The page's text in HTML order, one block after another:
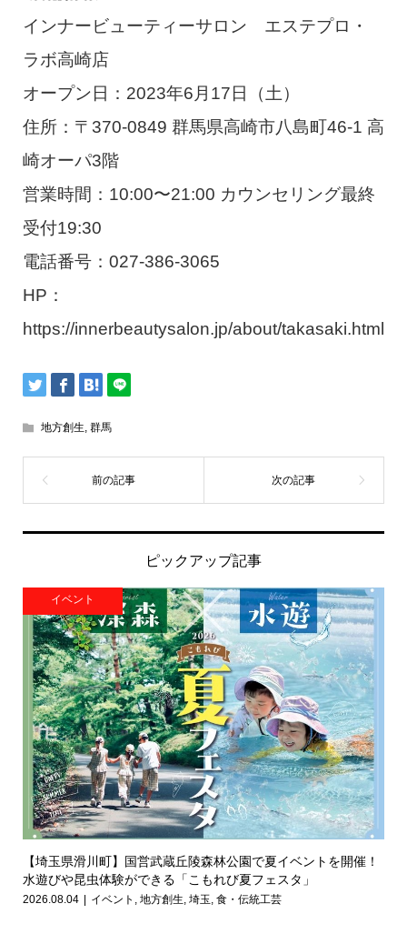
インナービューティーサロン エステプロ・
ラボ高崎店
オープン日：2023年6月17日（土）
住所：〒370-0849 群馬県高崎市八島町46-1 高
崎オーパ3階
営業時間：10:00〜21:00 カウンセリング最終
受付19:30
電話番号：027-386-3065
HP：
https://innerbeautysalon.jp/about/takasaki.html
地方創生, 群馬
ピックアップ記事
イベント
【埼玉県滑川町】国営武蔵丘陵森林公園で夏イベントを開催！
水遊びや昆虫体験ができる「こもれび夏フェスタ」
2026.08.04 イベント 地方創生 埼玉 食・伝統工芸